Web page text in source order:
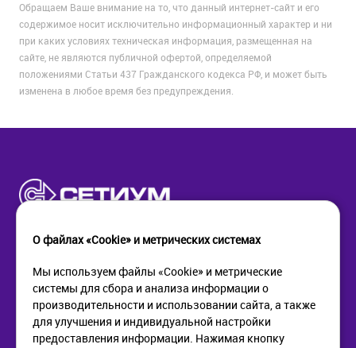
Обращаем Ваше внимание на то, что данный интернет-сайт и его
содержимое носит исключительно информационный характер и ни
при каких условиях техническая информация, размещенная на
сайте, не являются публичной офертой, определяемой
положениями Статьи 437 Гражданского кодекса РФ, и может быть
изменена в любое время без предупреждения.
КОМПАНИЯ
О компании
Новости
ПОМОЩЬ
Как купить
Доставка
О файлах «Cookie» и метрических системах
Мы используем файлы «Cookie» и метрические
системы для сбора и анализа информации о
производительности и использовании сайта, а также
для улучшения и индивидуальной настройки
предоставления информации. Нажимая кнопку